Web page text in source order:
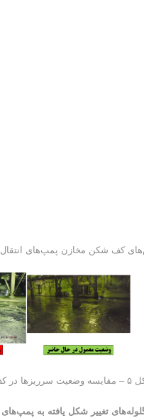
نسبت به گذشته
تغییر شکل یافته به پمپ‌های